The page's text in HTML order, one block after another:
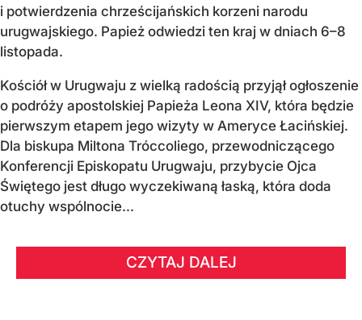
i potwierdzenia chrześcijańskich korzeni narodu
urugwajskiego. Papież odwiedzi ten kraj w dniach 6–8
listopada.
Kościół w Urugwaju z wielką radością przyjął ogłoszenie
o podróży apostolskiej Papieża Leona XIV, która będzie
pierwszym etapem jego wizyty w Ameryce Łacińskiej.
Dla biskupa Miltona Tróccoliego, przewodniczącego
Konferencji Episkopatu Urugwaju, przybycie Ojca
Świętego jest długo wyczekiwaną łaską, która doda
otuchy wspólnocie...
CZYTAJ DALEJ